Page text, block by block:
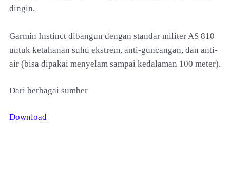
dingin.
Garmin Instinct dibangun dengan standar militer AS 810
untuk ketahanan suhu ekstrem, anti-guncangan, dan anti-
air (bisa dipakai menyelam sampai kedalaman 100 meter).
Dari berbagai sumber
Download